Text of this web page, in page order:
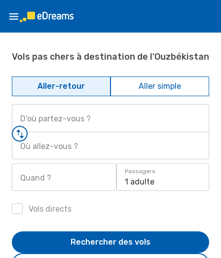
Vols pas chers à destination de l'Ouzbékistan
Aller-retour Aller simple
D'où partez-vous ?
Où allez-vous ?
Quand ?
Passagers
1 adulte
Vols directs
Rechercher des vols